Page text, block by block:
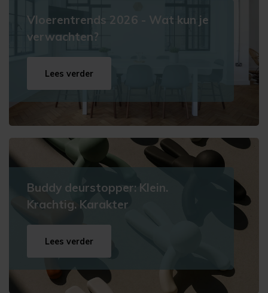
Vloerentrends 2026 - Wat kun je
verwachten?
Lees verder
Buddy deurstopper: Klein.
Krachtig. Karakter
Lees verder